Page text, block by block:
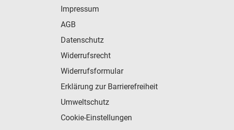
Impressum
AGB
Datenschutz
Widerrufsrecht
Widerrufsformular
Erklärung zur Barrierefreiheit
Umweltschutz
Cookie-Einstellungen